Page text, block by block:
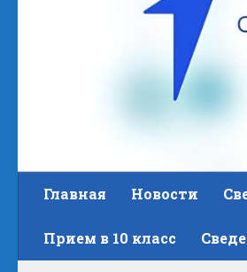
Главная Новости
Прием в 10 класс